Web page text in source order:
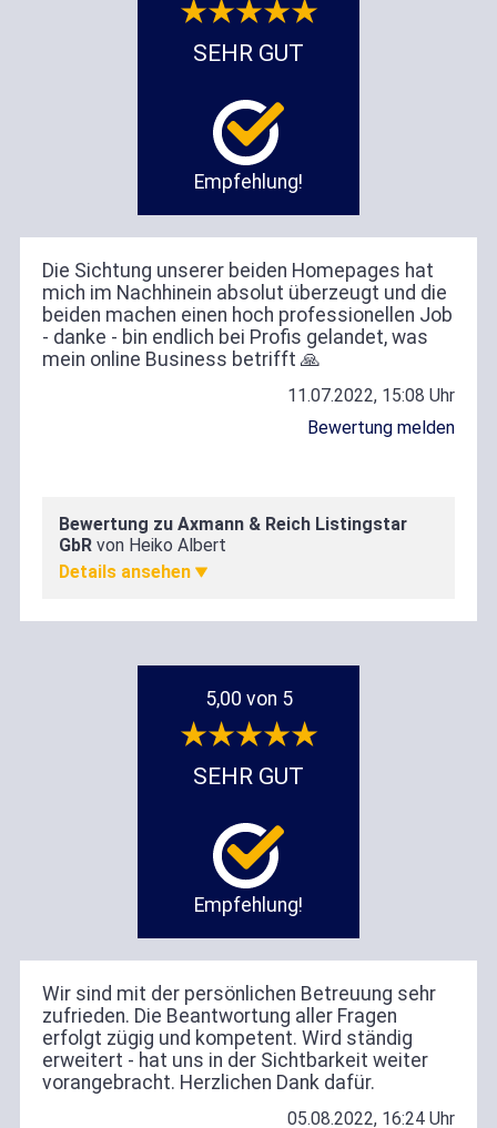
SEHR GUT
Empfehlung!
11.07.2022, 15:08 Uhr
Bewertung melden
Die Sichtung unserer beiden Homepages hat
mich im Nachhinein absolut überzeugt und die
beiden machen einen hoch professionellen Job
- danke - bin endlich bei Profis gelandet, was
mein online Business betrifft 🙏
Zufriedenheit
Bewertung zu Axmann & Reich Listingstar
GbRvon Heiko Albert
5,00 von 5
SEHR GUT
Empfehlung!
05.08.2022, 16:24 Uhr
Wir sind mit der persönlichen Betreuung sehr
zufrieden. Die Beantwortung aller Fragen
erfolgt zügig und kompetent. Wird ständig
erweitert - hat uns in der Sichtbarkeit weiter
vorangebracht. Herzlichen Dank dafür.